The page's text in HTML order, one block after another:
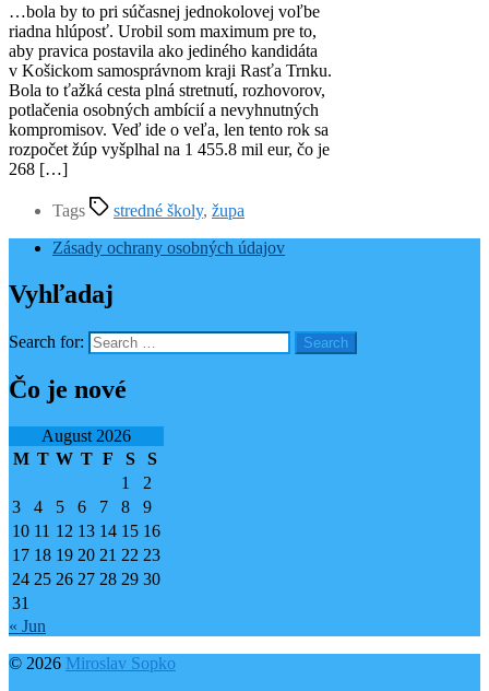
…bola by to pri súčasnej jednokolovej voľbe
riadna hlúposť. Urobil som maximum pre to,
aby pravica postavila ako jediného kandidáta
v Košickom samosprávnom kraji Rasťa Trnku.
Bola to ťažká cesta plná stretnutí, rozhovorov,
potlačenia osobných ambícií a nevyhnutných
kompromisov. Veď ide o veľa, len tento rok sa
rozpočet žúp vyšplhal na 1 455.8 mil eur, čo je
268 […]
Tags stredné školy, župa
Zásady ochrany osobných údajov
Vyhľadaj
Search for:
Čo je nové
August 2026
M T W T F S
S
1
2
3
4 5 6 7 8
9
10 11 12 13 14 15 16
17 18 19 20 21 22 23
24 25 26 27 28 29 30
31
« Jun
© 2026 Miroslav Sopko